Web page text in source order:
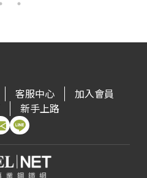
客服中心
加入會員
新手上路